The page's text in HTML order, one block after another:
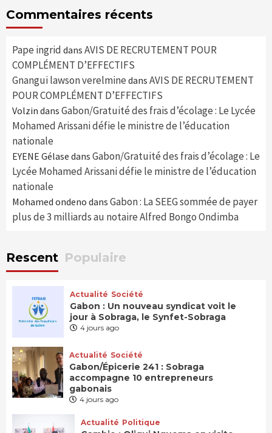
Commentaires récents
Pape ingrid dans AVIS DE RECRUTEMENT POUR
COMPLÉMENT D’EFFECTIFS
Gnangui lawson verelmine dans AVIS DE RECRUTEMENT
POUR COMPLÉMENT D’EFFECTIFS
Volzin dans Gabon/Gratuité des frais d’écolage : Le Lycée
Mohamed Arissani défie le ministre de l’éducation
nationale
EYENE Gélase dans Gabon/Gratuité des frais d’écolage : Le
Lycée Mohamed Arissani défie le ministre de l’éducation
nationale
Mohamed ondeno dans Gabon : La SEEG sommée de payer
plus de 3 milliards au notaire Alfred Bongo Ondimba
Rescent Populaire
Actualité Société
Gabon : Un nouveau syndicat voit le
jour à Sobraga, le Synfet-Sobraga
4 jours ago
Actualité Société
Gabon/Épicerie 241 : Sobraga
accompagne 10 entrepreneurs
gabonais
4 jours ago
Actualité Politique